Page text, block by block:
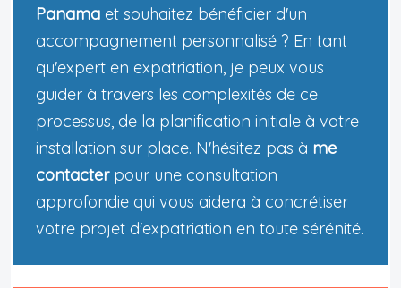
Panama et souhaitez bénéficier d'un
accompagnement personnalisé ? En tant
qu'expert en expatriation, je peux vous
guider à travers les complexités de ce
processus, de la planification initiale à votre
installation sur place. N'hésitez pas à me
contacterpour une consultation
approfondie qui vous aidera à concrétiser
votre projet d'expatriation en toute sérénité.